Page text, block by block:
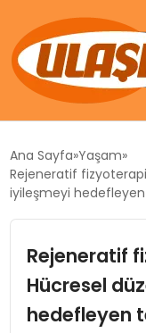
SIYASET
EKONOMI
Ana Sayfa Yaşam
Rejeneratif
iyileşmeyi hedefleyen
Rejeneratif
Hücresel
hedefleyen